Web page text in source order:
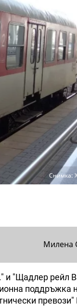
Снимка:
Милена
и "Щадлер рейл
поддръжка